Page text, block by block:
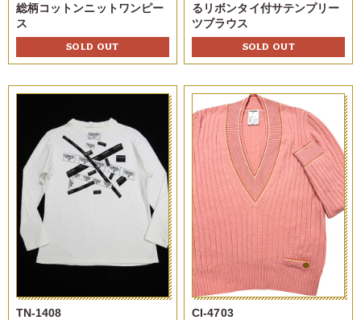
総柄コットンニットワンピー
ス
SOLD OUT
るリボンタイ付サテンプリー
ツブラウス
SOLD OUT
TN-1408
CI-4703